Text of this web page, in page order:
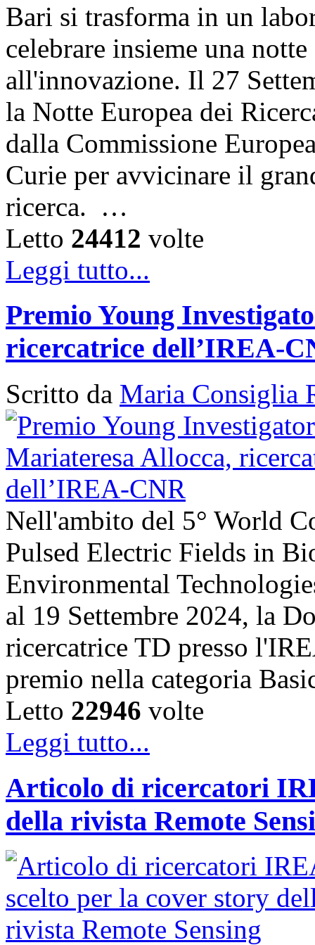
Bari si trasforma in un
celebrare insieme una
all'innovazione. Il 27
la Notte Europea dei
dalla Commissione
Curie per avvicinare il
ricerca. …
Letto 24412 volte
Leggi tutto...
Premio Young
ricercatrice dell’IREA-
Scritto da Maria Consiglia
Nell'ambito del 5° World
Pulsed Electric Fields in
Environmental
al 19 Settembre 2024, la
ricercatrice TD presso
premio nella categoria
Letto 22946 volte
Leggi tutto...
Articolo di ricercatori
della rivista Remote